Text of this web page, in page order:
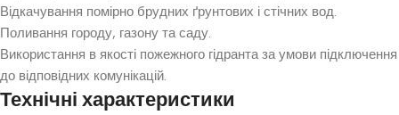
Відкачування помірно брудних ґрунтових і стічних вод.
Поливання городу, газону та саду.
Використання в якості пожежного гідранта за умови підключення
до відповідних комунікацій.
Технічні характеристики